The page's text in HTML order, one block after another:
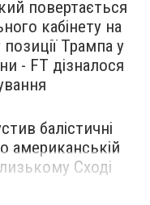
повертається
кабінету на
позиції Трампа у
- FT дізналося
балістичні
американській
Сході